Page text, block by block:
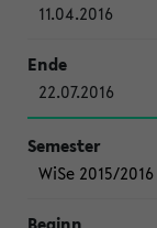
11.04.2016
22.07.2016
WiSe 2015/2016